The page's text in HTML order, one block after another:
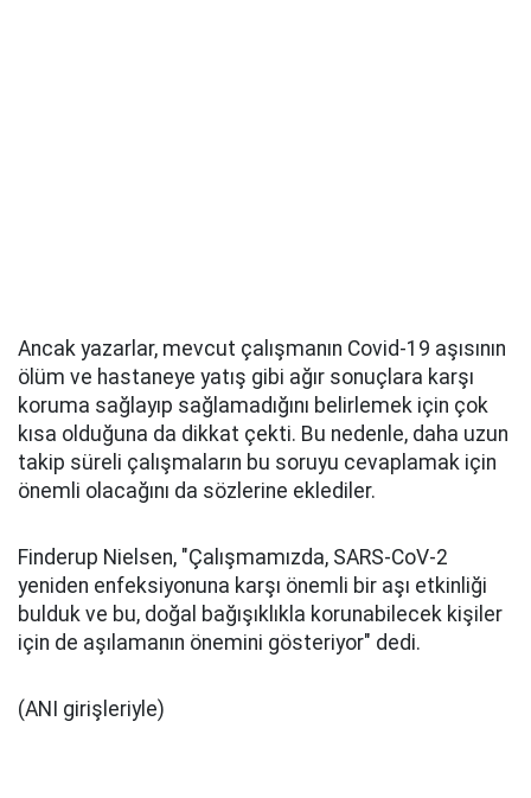
Ancak yazarlar, mevcut çalışmanın Covid-19 aşısının
ölüm ve hastaneye yatış gibi ağır sonuçlara karşı
koruma sağlayıp sağlamadığını belirlemek için çok
kısa olduğuna da dikkat çekti. Bu nedenle, daha uzun
takip süreli çalışmaların bu soruyu cevaplamak için
önemli olacağını da sözlerine eklediler.
Finderup Nielsen, "Çalışmamızda, SARS-CoV-2
yeniden enfeksiyonuna karşı önemli bir aşı etkinliği
bulduk ve bu, doğal bağışıklıkla korunabilecek kişiler
için de aşılamanın önemini gösteriyor" dedi.
(ANI girişleriyle)